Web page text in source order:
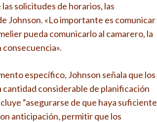
solicitudes de horarios, las
Johnson. «Lo importante es comunicar
pueda comunicarlo al camarero, la
específico, Johnson señala que los
considerable de planificación
“asegurarse de que haya suficiente
anticipación, permitir que los